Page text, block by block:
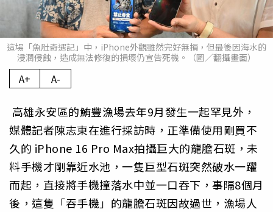
這場「魚肚奇遇記」中，iPhone外觀雖然完好無損，但最後因海水的
浸潤侵蝕，造成無法修復的損壞仍宣告死機。（圖／翻攝畫面）
A+ A-
高雄永安區的鮪豐漁場去年9月發生一起罕見外，
媒體記者陳志東在進行採訪時，正準備使用剛買不
久的 iPhone 16 Pro Max拍攝巨大的龍膽石斑，未
料手機才剛靠近水池，一隻巨型石斑突然破水一躍
而起，直接將手機撞落水中並一口吞下，事隔8個月
後，這隻「吞手機」的龍膽石斑因故過世，漁場人